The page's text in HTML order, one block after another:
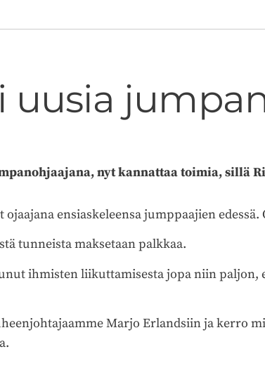
uusia
nyt kannattaa toimia, sillä
ensiaskeleensa jumppaajien
tunneista maksetaan palkkaa.
ihmisten liikuttamisesta jopa niin paljon,
Marjo Erlandsiin ja kerro